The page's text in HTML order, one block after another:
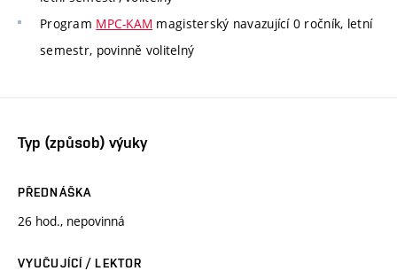
Program MPC-KAM magisterský navazující 0 ročník, letní
semestr, povinně volitelný
Typ (způsob) výuky
PŘEDNÁŠKA
26 hod., nepovinná
VYUČUJÍCÍ / LEKTOR